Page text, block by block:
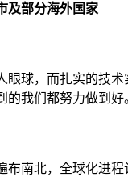
？
是？
及部分海外国家
眼球，而扎实的技
的我们都努力做到好
布南北，全球化进